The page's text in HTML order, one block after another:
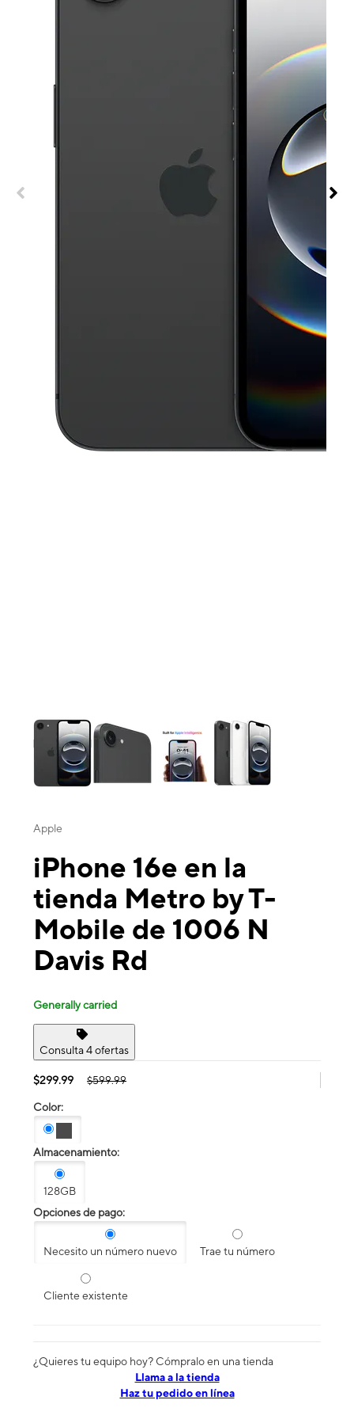
Apple
iPhone 16e en la
tienda Metro by T-
Mobile de 1006 N
Davis Rd
Generally carried
Consulta 4 ofertas
$299.99 $599.99
Color:
Almacenamiento:
128GB
Opciones de pago:
Necesito un número nuevo Trae tu número
Cliente existente
¿Quieres tu equipo hoy? Cómpralo en una tienda
​​​​​​​Llama a la tienda
Haz tu pedido en línea